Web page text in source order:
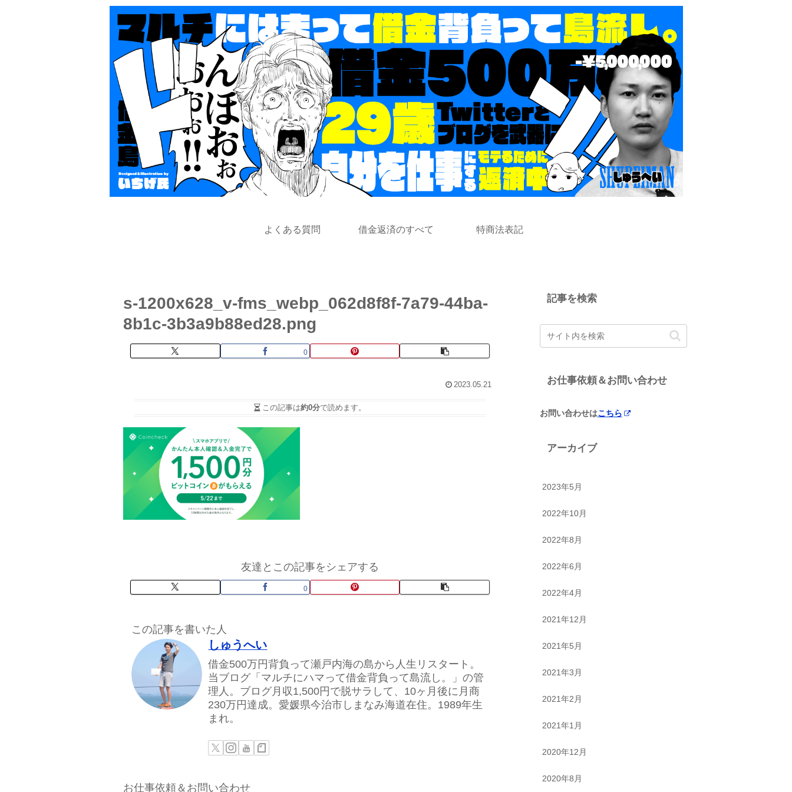
よくある質問 借金返済のすべて 特商法表記
s-1200x628_v-fms_webp_062d8f8f-7a79-44ba-
8b1c-3b3a9b88ed28.png
0
2023.05.21
この記事は約0分で読めます。
友達とこの記事をシェアする
0
この記事を書いた人
しゅうへい
借金500万円背負って瀬戸内海の島から人生リスタート。
当ブログ「マルチにハマって借金背負って島流し。」の管
理人。ブログ月収1,500円で脱サラして、10ヶ月後に月商
230万円達成。愛媛県今治市しまなみ海道在住。1989年生
まれ。
お仕事依頼＆お問い合わせ
記事を検索
お仕事依頼＆お問い合わせ
お問い合わせはこちら
アーカイブ
2023年5月
2022年10月
2022年8月
2022年6月
2022年4月
2021年12月
2021年5月
2021年3月
2021年2月
2021年1月
2020年12月
2020年8月